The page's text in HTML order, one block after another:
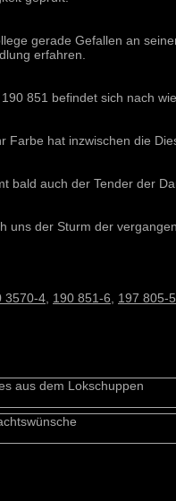
gerade Gefallen an
erfahren.
851 befindet sich nach
Farbe hat inzwischen die
bald auch der Tender der
uns der Sturm der
3570-4 190 851-6 197 805-5
aus dem Lokschuppen